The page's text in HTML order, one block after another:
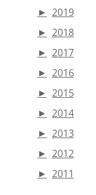
► 2019
► 2018
► 2017
► 2016
► 2015
► 2014
► 2013
► 2012
► 2011